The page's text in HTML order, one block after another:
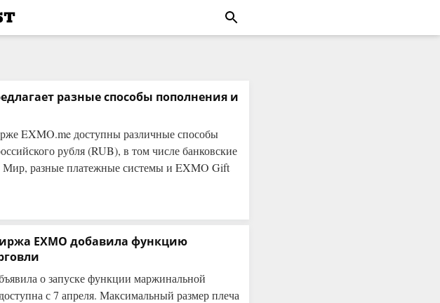
разные способы пополнения и
EXMO.me доступны различные способы
рубля (RUB), в том числе банковские
Мир, разные платежные системы и EXMO Gift
EXMO добавила функцию
о запуске функции маржинальной
с 7 апреля. Максимальный размер плеча